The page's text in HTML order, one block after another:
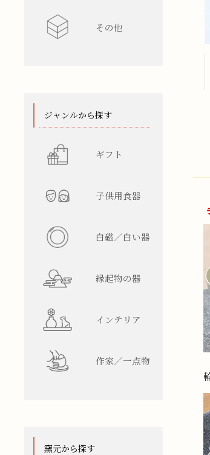
その他
ジャンルから探す
ギフト
子供用食器
白磁／白い器
縁起物の器
インテリア
作家／一点物
窯元から探す